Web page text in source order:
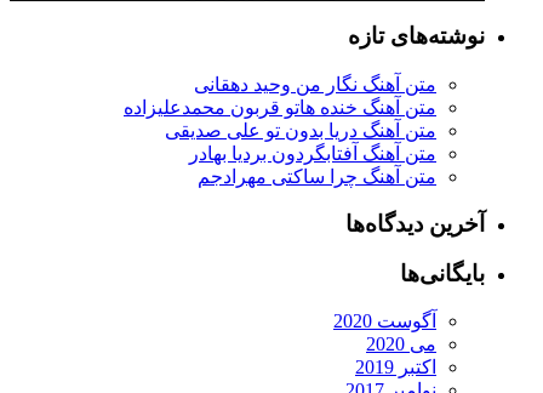
نوشته‌های تازه
متن آهنگ نگار من وحید دهقانی
متن آهنگ خنده هاتو قربون محمدعلیزاده
متن آهنگ دریا بدون تو علی صدیقی
متن آهنگ آفتابگردون بردیا بهادر
متن آهنگ چرا ساکتی مهرادجم
آخرین دیدگاه‌ها
بایگانی‌ها
آگوست 2020
می 2020
اکتبر 2019